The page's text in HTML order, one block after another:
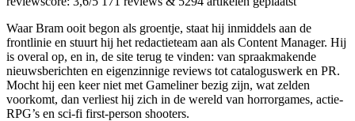
Waar Bram ooit begon als groentje, staat hij inmiddels aan de
frontlinie en stuurt hij het redactieteam aan als Content Manager. Hij
is overal op, en in, de site terug te vinden: van spraakmakende
nieuwsberichten en eigenzinnige reviews tot cataloguswerk en PR.
Mocht hij een keer niet met Gameliner bezig zijn, wat zelden
voorkomt, dan verliest hij zich in de wereld van horrorgames, actie-
RPG’s en sci-fi first-person shooters.